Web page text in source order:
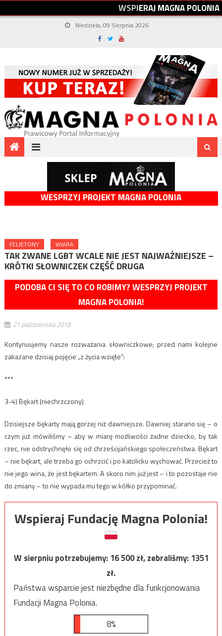
WSPIERAJMAGNAPOLONIA
Niedziela, 09 Sierpnia 2026
WESPRZYJ PROJEKT MAGNA POLONIA
FELIETONY WIARA
TAK ZWANE LGBT WCALE NIE JEST NAJWAŻNIEJSZE –
KRÓTKI SŁOWNICZEK CZĘŚĆ DRUGA
PODOBA CI SIĘ TO CO ROBIMY? WESPRZYJ PROJEKT
MAGNA POLONIA!
21 października 2019
Kontynuujemy nasze rozważania słowniczkowe; przed nami kolejne
zakazane dzisiaj pojęcie „z życia wzięte”:
***
3-4) Bękart (niechrzczony)
Dzisiejsze bękarty mają gorzej niż dawniejsze. Dawniej starano się – o
czym już mówiliśmy – aby w miarę możliwości żadne dziecko, by tak
rzec, nie odstrychnęło się od chrześcijańskiego społeczeństwa. Bękart
– nie bękart, ale trzeba go ochrzcić i po katolicku wychować. Przecież to
nie jego wina, że jest bękartem. A skoro nim już jest – i to pozostaje nie
do zmiany – to nie wypada mu tego w kółko przypominać.
Wspieraj Fundację Magna Polonia!
W sierpniu potrzebujemy:16 500zł, zebraliśmy:1351
zł.
Państwa wsparcie jest niezbędne dla funkcjonowania
Fundacji Magna Polonia.
8%